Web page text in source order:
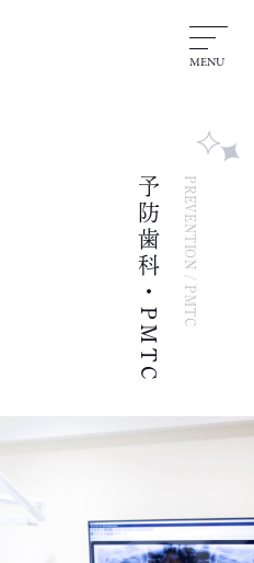
MENU
PREVENTION / PMTC
予防歯科・PMTC